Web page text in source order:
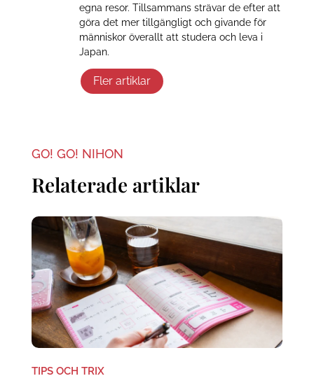
egna resor. Tillsammans strävar de efter att
göra det mer tillgängligt och givande för
människor överallt att studera och leva i
Japan.
Fler artiklar
GO! GO! NIHON
Relaterade artiklar
TIPS OCH TRIX